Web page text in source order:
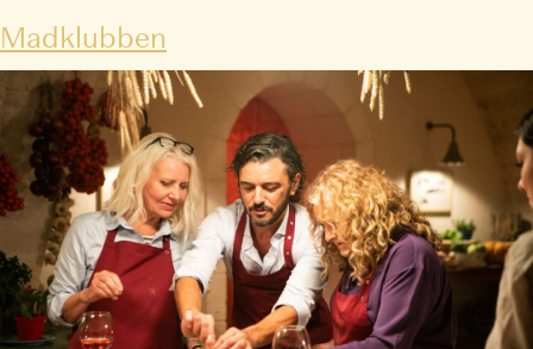
Madklubben